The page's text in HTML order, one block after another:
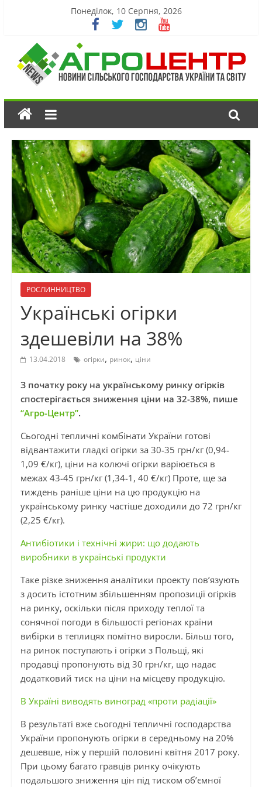
Понеділок, 10 Серпня, 2026
РОСЛИННИЦТВО
Українські огірки
здешевіли на 38%
13.04.2018 огірки, ринок, ціни
З початку року на українському ринку огірків
спостерігається зниження ціни на 32-38%, пише
“Агро-Центр”.
Сьогодні тепличні комбінати України готові
відвантажити гладкі огірки за 30-35 грн/кг (0,94-
1,09 €/кг), ціни на колючі огірки варіюється в
межах 43-45 грн/кг (1,34-1, 40 €/кг) Проте, ще за
тиждень раніше ціни на цю продукцію на
українському ринку частіше доходили до 72 грн/кг
(2,25 €/кг).
Антибіотики і технічні жири: що додають
виробники в українські продукти
Таке різке зниження аналітики проекту пов’язують
з досить істотним збільшенням пропозиції огірків
на ринку, оскільки після приходу теплої та
сонячної погоди в більшості регіонах країни
вибірки в теплицях помітно виросли. Більш того,
на ринок поступають і огірки з Польщі, які
продавці пропонують від 30 грн/кг, що надає
додатковий тиск на ціни на місцеву продукцію.
В Україні виводять виноград «проти радіації»
В результаті вже сьогодні тепличні господарства
України пропонують огірки в середньому на 20%
дешевше, ніж у першій половині квітня 2017 року.
При цьому багато гравців ринку очікують
подальшого зниження цін під тиском об’ємної